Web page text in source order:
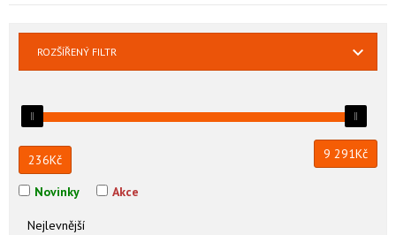
ROZŠÍŘENÝ FILTR
236Kč 9 291Kč
Novinky Akce
Nejlevnější